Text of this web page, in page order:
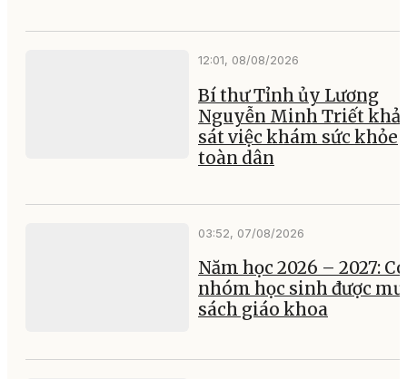
12:01, 08/08/2026
Bí thư Tỉnh ủy Lương
Nguyễn Minh Triết
sát việc khám sức khỏe
toàn dân
03:52, 07/08/2026
Năm học 2026 – 2027:
nhóm học sinh được
sách giáo khoa